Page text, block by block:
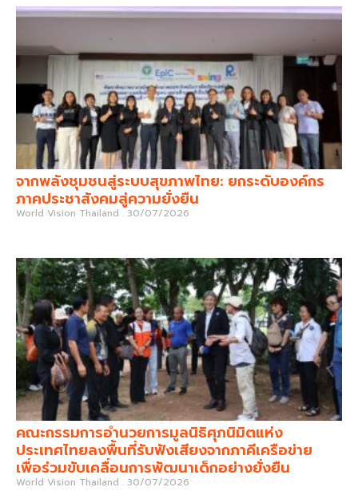
จากพลังชุมชนสู่ระบบสุขภาพไทย: ยกระดับองค์กร
ภาคประชาสังคมสู่ความยั่งยืน
World Vision Thailand 30/07/2026
คณะกรรมการอำนวยการมูลนิธิศุภนิมิตแห่ง
ประเทศไทยลงพื้นที่รับฟังเสียงจากภาคีเครือข่าย
เพื่อร่วมขับเคลื่อนการพัฒนาเด็กอย่างยั่งยืน
World Vision Thailand 30/07/2026